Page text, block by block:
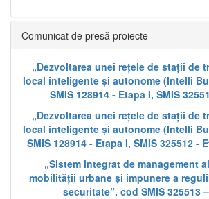
Comunicat de presă proiecte
„Dezvoltarea unei rețele de stații de
local inteligente și autonome (Intelli
SMIS 128914 - Etapa I, SMIS
„Dezvoltarea unei rețele de stații de
local inteligente și autonome (Intelli
SMIS 128914 - Etapa I, SMIS 325512 -
„Sistem integrat de management
mobilității urbane și impunere a
securitate”, cod SMIS 325513